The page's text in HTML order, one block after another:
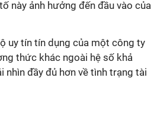
này ảnh hưởng đến đầu vào của
uy tín tín dụng của một công ty
thức khác ngoài hệ số khả
nhìn đầy đủ hơn về tình trạng tài